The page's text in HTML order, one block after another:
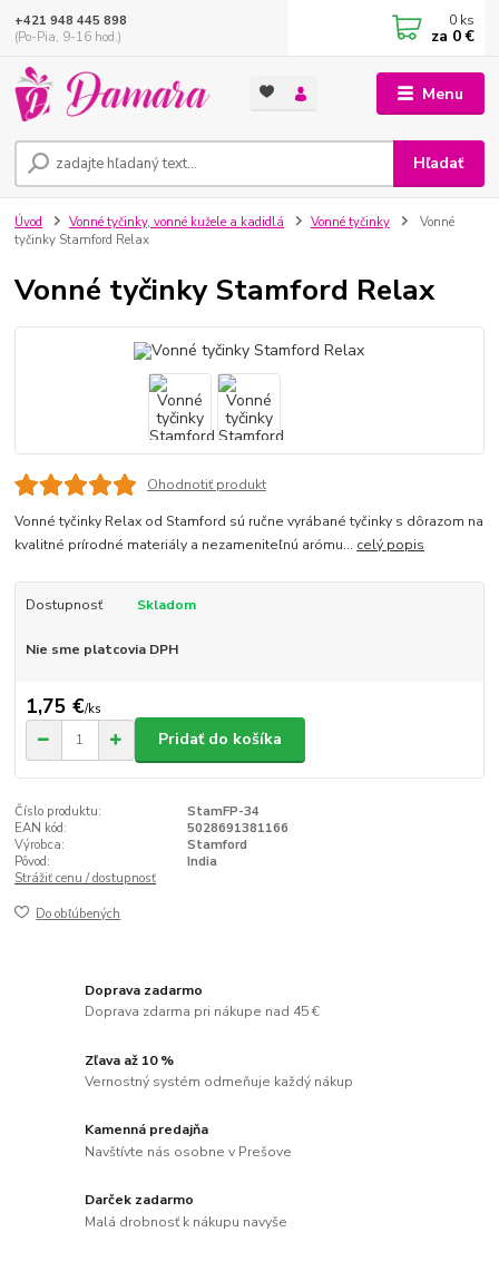
Menu
Hľadať
+421 948 445 898
(Po-Pia, 9-16 hod.)
0 ks
za 0 €
Úvod Vonné tyčinky, vonné kužele a kadidlá Vonné tyčinky
Vonné
tyčinky Stamford Relax
Vonné tyčinky Stamford Relax
Ohodnotiť produkt
Vonné tyčinky Relax od Stamford sú ručne vyrábané tyčinky s dôrazom na
kvalitné prírodné materiály a nezameniteľnú arómu... celý popis
Dostupnosť Skladom
Nie sme platcovia DPH
1,75 €/ks
Pridať do košíka
Číslo produktu:
StamFP-34
EAN kód:
5028691381166
Výrobca:
Stamford
Pôvod:
India
Strážiť cenu / dostupnosť
Do obľúbených
Doprava zadarmo
Doprava zdarma pri nákupe nad 45 €
Zľava až 10 %
Vernostný systém odmeňuje každý nákup
Kamenná predajňa
Navštívte nás osobne v Prešove
Darček zadarmo
Malá drobnosť k nákupu navyše